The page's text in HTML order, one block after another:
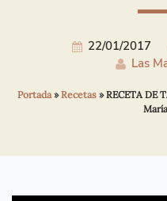
22/01/2017
Las
Portada»Recetas»RECETA DE